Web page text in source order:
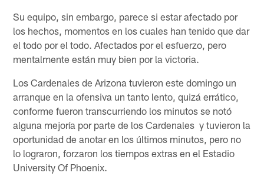
Su equipo, sin embargo, parece si estar afectado por
los hechos, momentos en los cuales han tenido que dar
el todo por el todo. Afectados por el esfuerzo, pero
mentalmente están muy bien por la victoria.
Los Cardenales de Arizona tuvieron este domingo un
arranque en la ofensiva un tanto lento, quizá errático,
conforme fueron transcurriendo los minutos se notó
alguna mejoría por parte de los Cardenales y tuvieron la
oportunidad de anotar en los últimos minutos, pero no
lo lograron, forzaron los tiempos extras en el Estadio
University Of Phoenix.